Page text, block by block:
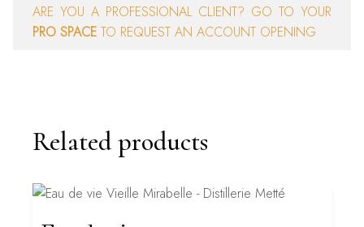
ARE YOU A PROFESSIONAL CLIENT? GO TO YOUR
PRO SPACETO REQUEST AN ACCOUNT OPENING
Related products